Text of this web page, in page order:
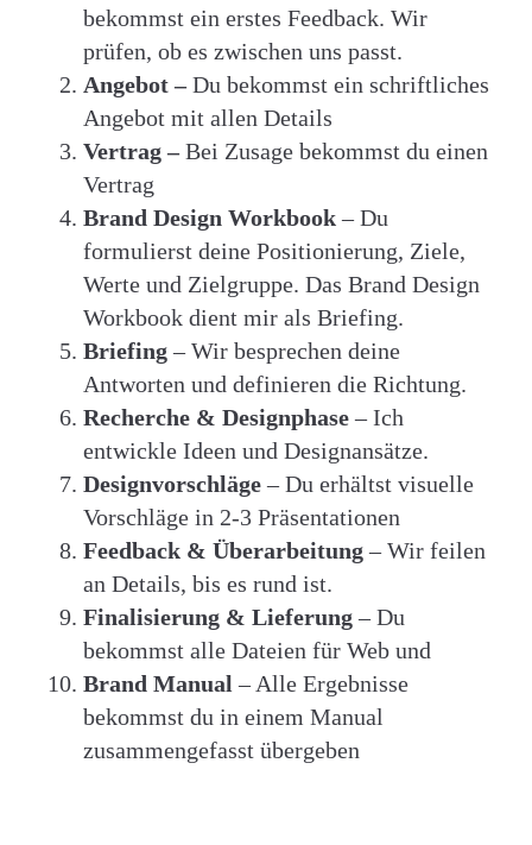
bekommst ein erstes Feedback. Wir
prüfen, ob es zwischen uns passt.
Angebot –Du bekommst ein schriftliches
Angebot mit allen Details
Vertrag –Bei Zusage bekommst du einen
Vertrag
Brand Design Workbook– Du
formulierst deine Positionierung, Ziele,
Werte und Zielgruppe. Das Brand Design
Workbook dient mir als Briefing.
Briefing– Wir besprechen deine
Antworten und definieren die Richtung.
Recherche & Designphase– Ich
entwickle Ideen und Designansätze.
Designvorschläge– Du erhältst visuelle
Vorschläge in 2-3 Präsentationen
Feedback & Überarbeitung– Wir feilen
an Details, bis es rund ist.
Finalisierung & Lieferung– Du
bekommst alle Dateien für Web und
Brand Manual– Alle Ergebnisse
bekommst du in einem Manual
zusammengefasst übergeben